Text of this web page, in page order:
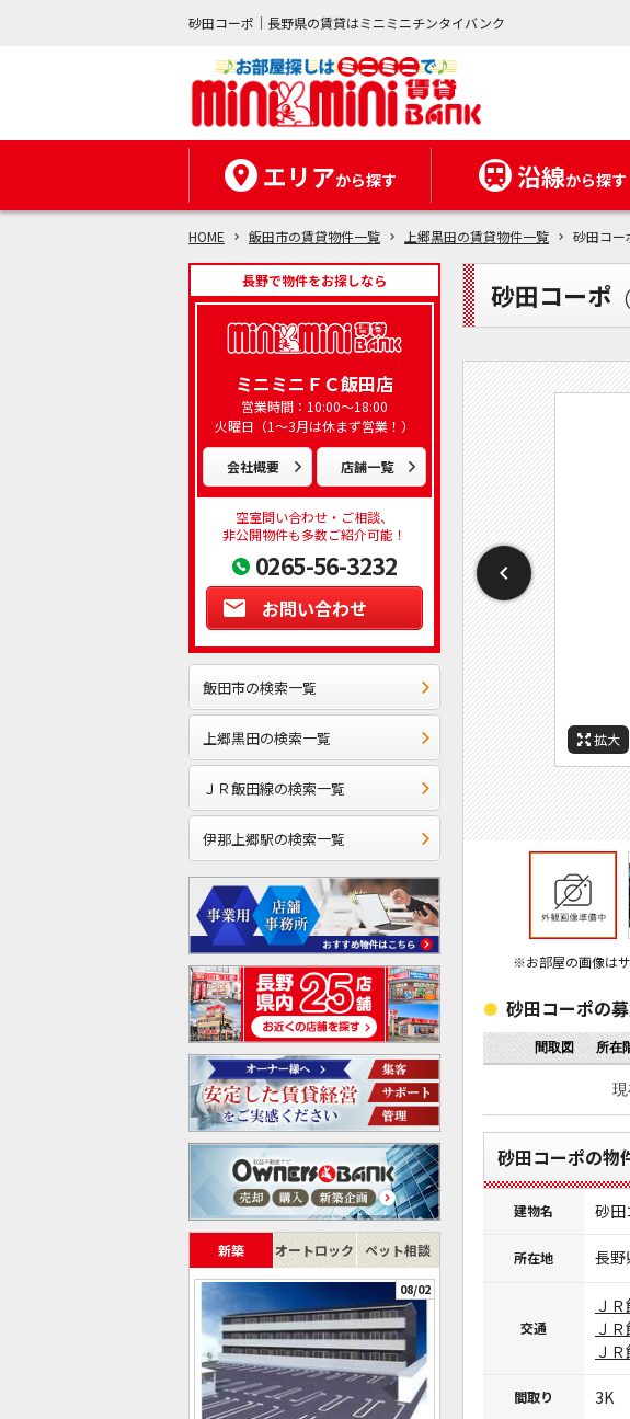
砂田コーポ｜長野県の賃貸はミニミニチンタイバンク
エリアから探す 沿線から探す
HOME 飯田市の賃貸物件一覧 上郷黒田の賃貸物件一覧 砂田コー
長野で物件をお探しなら
ミニミニＦＣ飯田店
営業時間：10:00～18:00
火曜日（1～3月は休まず営業！）
会社概要 店舗一覧
空室問い合わせ・ご相談、
非公開物件も多数ご紹介可能！
0265-56-3232
お問い合わせ
飯田市の検索一覧
上郷黒田の検索一覧
ＪＲ飯田線の検索一覧
伊那上郷駅の検索一覧
新築 オートロック ペット相談
08/02
砂田コーポ
拡大
拡大
拡大
拡大
拡大
※お部屋の画像は
砂田コーポの
間取図 所在
砂田コーポの物
建物名 砂田
所在地 長野
交通
Ｊ
Ｊ
Ｊ
間取り 3K